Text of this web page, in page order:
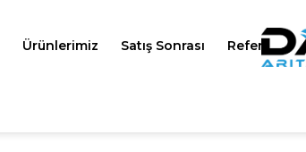
Ürünlerimiz Satış Sonrası Referanslar